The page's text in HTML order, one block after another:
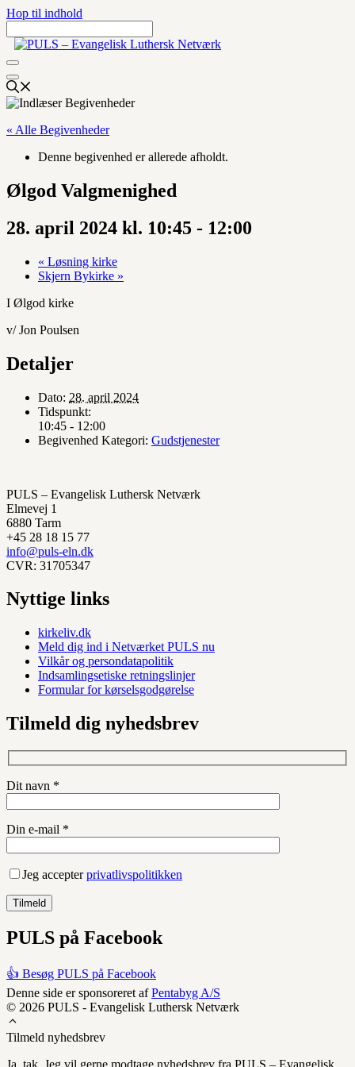
Hop til indhold
« Alle Begivenheder
Denne begivenhed er allerede afholdt.
Ølgod Valgmenighed
28. april 2024 kl. 10:45 - 12:00
« Løsning kirke
Skjern Bykirke »
I Ølgod kirke
v/ Jon Poulsen
Detaljer
Dato: 28. april 2024
Tidspunkt:
10:45 - 12:00
Begivenhed Kategori: Gudstjenester
PULS – Evangelisk Luthersk Netværk
Elmevej 1
6880 Tarm
+45 28 18 15 77
info@puls-eln.dk
CVR: 31705347
Nyttige links
kirkeliv.dk
Meld dig ind i Netværket PULS nu
Vilkår og persondatapolitik
Indsamlingsetiske retningslinjer
Formular for kørselsgodgørelse
Tilmeld dig nyhedsbrev
Dit navn *
Din e-mail *
Jeg accepterprivatlivspolitikken
PULS på Facebook
👍 Besøg PULS på Facebook
Denne side er sponsoreret afPentabyg A/S
© 2026 PULS - Evangelisk Luthersk Netværk
Tilmeld nyhedsbrev
Ja, tak. Jeg vil gerne modtage nyhedsbrev fra PULS – Evangelisk